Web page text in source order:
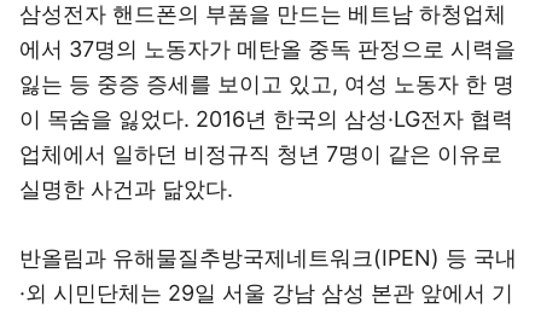
삼성전자 핸드폰의 부품을 만드는 베트남 하청업체
에서 37명의 노동자가 메탄올 중독 판정으로 시력을
잃는 등 중증 증세를 보이고 있고, 여성 노동자 한 명
이 목숨을 잃었다. 2016년 한국의 삼성·LG전자 협력
업체에서 일하던 비정규직 청년 7명이 같은 이유로
실명한 사건과 닮았다.
반올림과 유해물질추방국제네트워크(IPEN) 등 국내
·외 시민단체는 29일 서울 강남 삼성 본관 앞에서 기